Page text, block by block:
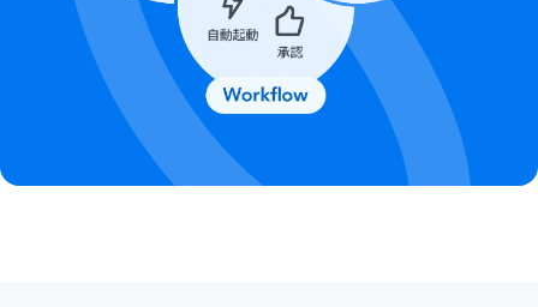
ル中には制限対象のアプリやAI機能（オペレーション）を
使用することができます。
Googleフォームをトリガーとして使用した際の回答内容
を取得する方法は下記を参照ください。
https://intercom.help/yoom/ja/articles/6807133